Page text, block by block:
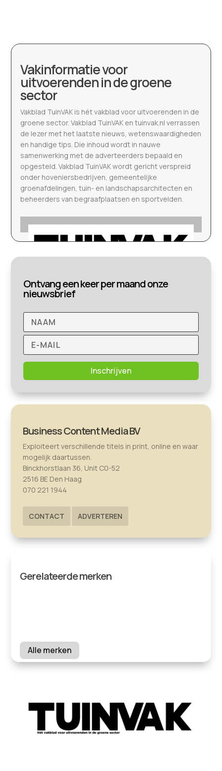
Vakinformatie voor
uitvoerenden in de groene
sector
Vakblad TuinVAK is hét vakblad voor uitvoerenden in de
groene sector. Vakblad TuinVAK en tuinvak.nl verrassen
de lezer met het laatste nieuws, wetenswaardigheden
en handige tips. Die inhoud wordt in nauwe
samenwerking met de adverteerders bepaald en
opgesteld. Vakblad TuinVAK wordt gericht verspreid
onder hoveniersbedrijven, gemeentelijke
groenafdelingen, tuin- en landschapsarchitecten en
beheerders van begraafplaatsen en sportvelden.
Ontvang een keer per maand onze
nieuwsbrief
Inschrijven
Business Content Media BV
Exploiteert verschillende titels in print, online en waar
mogelijk daartussen.
Binckhorstlaan 36, Unit C0-52
2516 BE Den Haag
070 221 1944
CONTACT ADVERTEREN
Gerelateerde merken
Alle merken